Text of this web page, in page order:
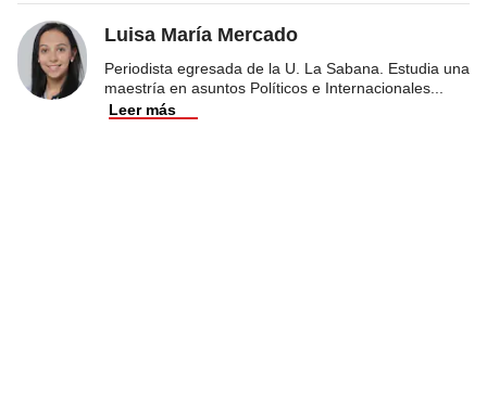
Luisa María Mercado
Periodista egresada de la U. La Sabana. Estudia una
maestría en asuntos Políticos e Internacionales
Leer más